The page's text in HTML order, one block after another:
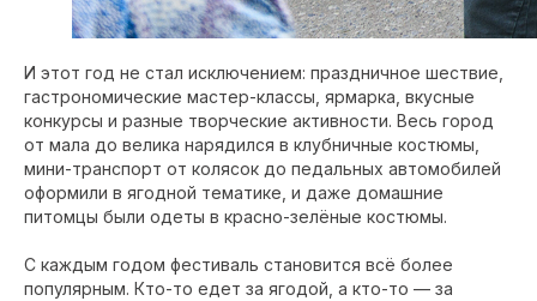
И этот год не стал исключением: праздничное шествие,
гастрономические мастер-классы, ярмарка, вкусные
конкурсы и разные творческие активности. Весь город
от мала до велика нарядился в клубничные костюмы,
мини-транспорт от колясок до педальных автомобилей
оформили в ягодной тематике, и даже домашние
питомцы были одеты в красно-зелёные костюмы.
С каждым годом фестиваль становится всё более
популярным. Кто-то едет за ягодой, а кто-то — за